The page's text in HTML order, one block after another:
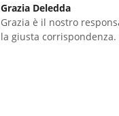
Grazia Deledda
Grazia è il nostro
la giusta